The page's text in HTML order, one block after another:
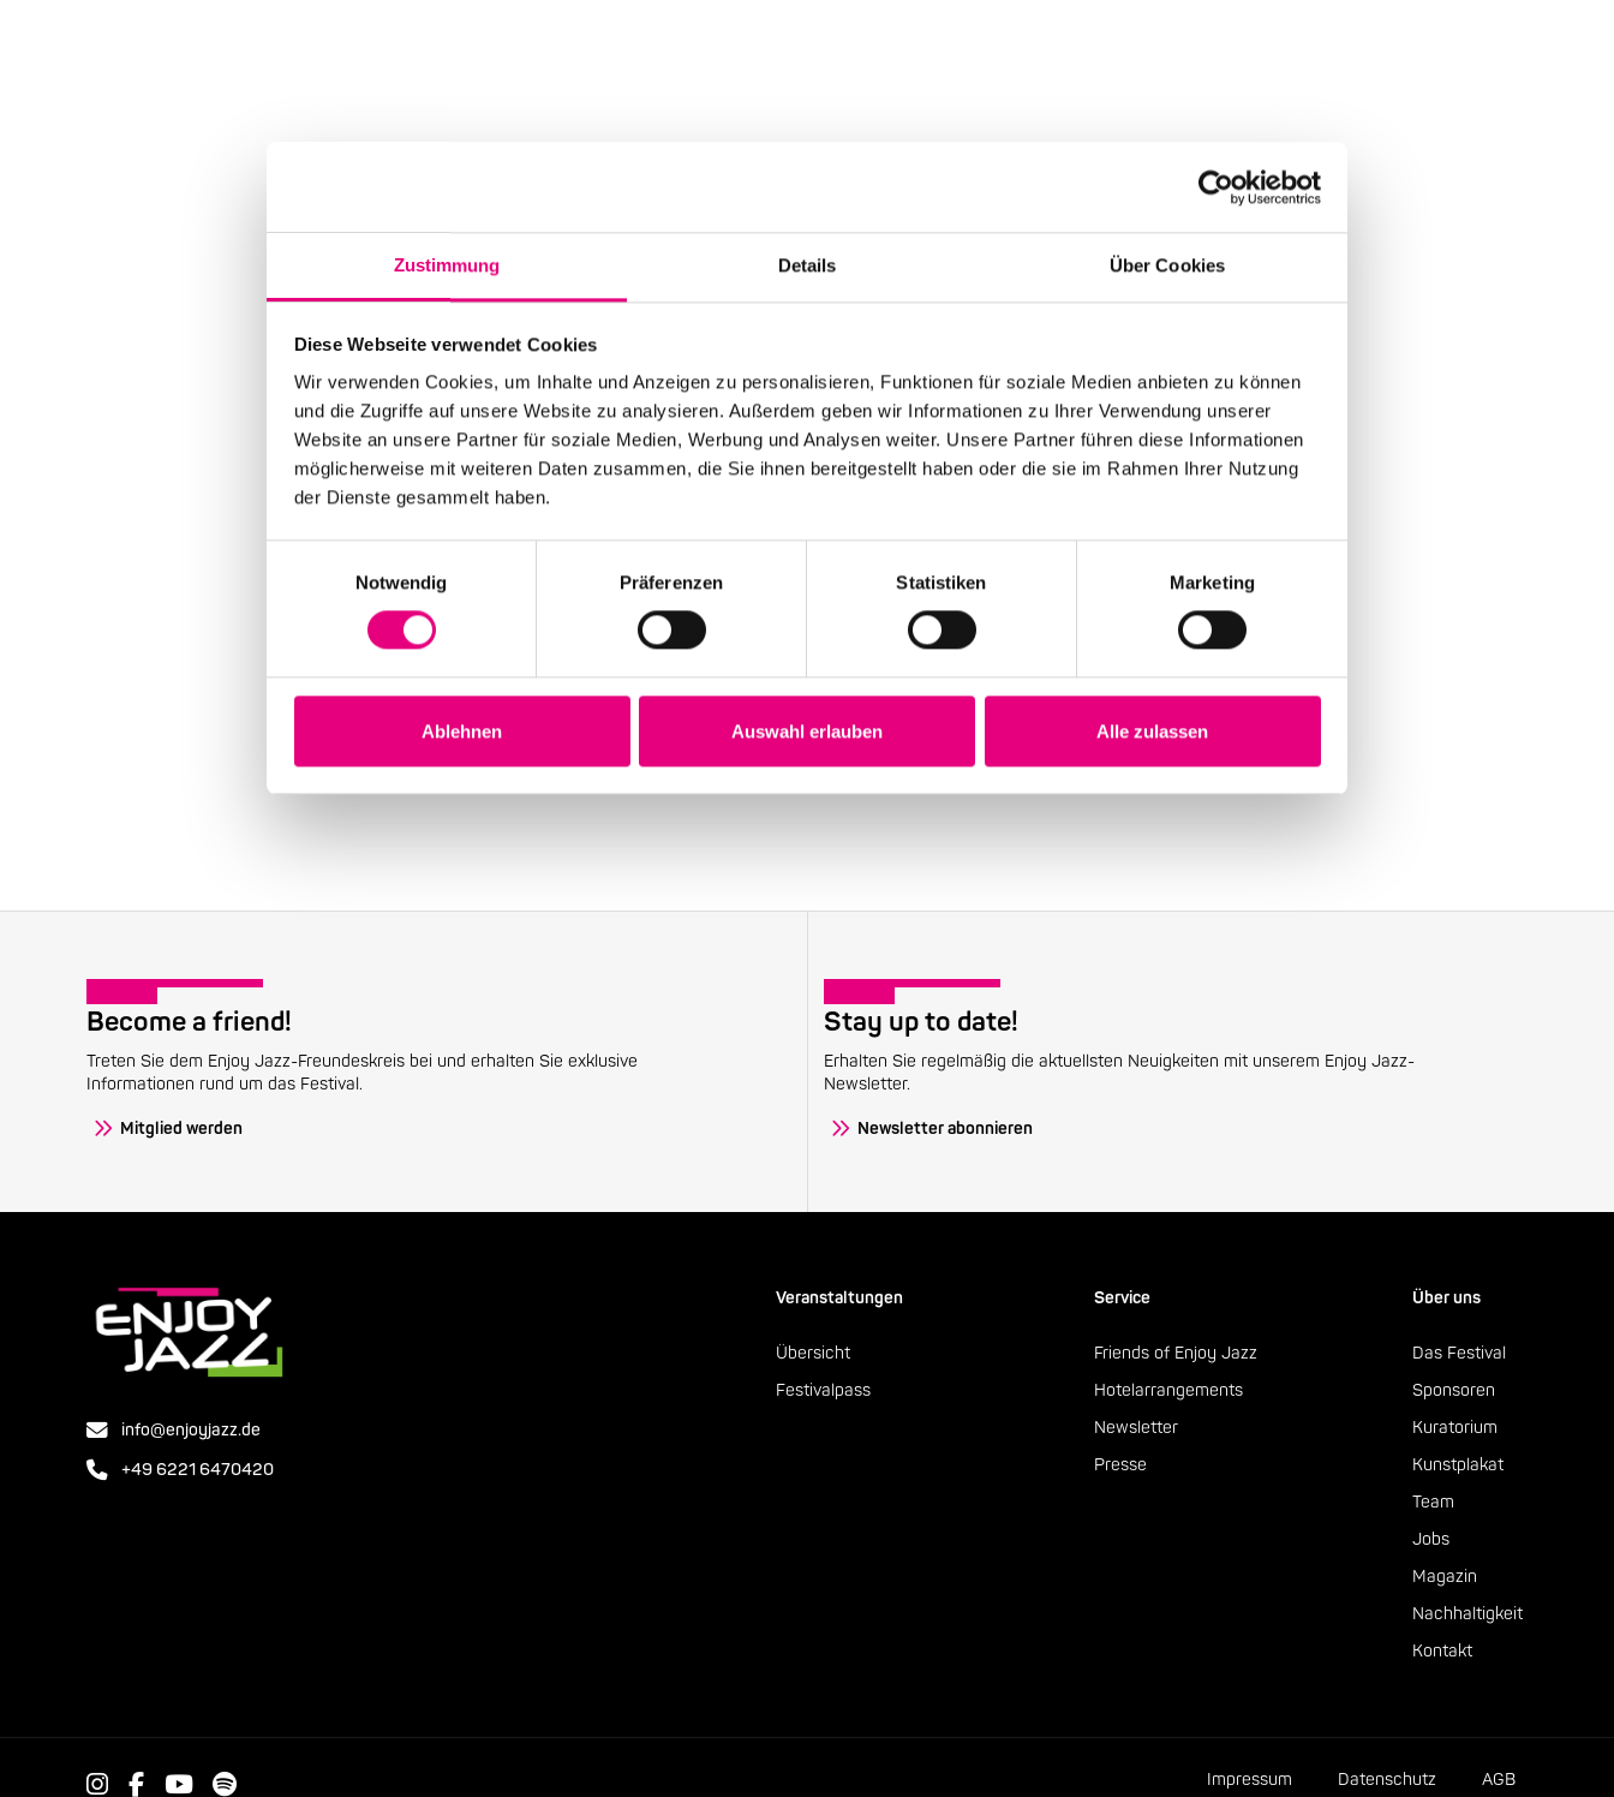
Zustimmung Details Über Cookies
Diese Webseite verwendet Cookies
Wir verwenden Cookies, um Inhalte und Anzeigen zu personalisieren, Funktionen für soziale Medien anbieten zu können
und die Zugriffe auf unsere Website zu analysieren. Außerdem geben wir Informationen zu Ihrer Verwendung unserer
Website an unsere Partner für soziale Medien, Werbung und Analysen weiter. Unsere Partner führen diese Informationen
möglicherweise mit weiteren Daten zusammen, die Sie ihnen bereitgestellt haben oder die sie im Rahmen Ihrer Nutzung
der Dienste gesammelt haben.
Notwendig
Präferenzen Statistiken Marketing
Ablehnen Auswahl erlauben Alle zulassen
Become a friend!
Treten Sie dem Enjoy Jazz-Freundeskreis bei und erhalten Sie exklusive
Informationen rund um das Festival.
Mitglied werden
Stay up to date!
Erhalten Sie regelmäßig die aktuellsten Neuigkeiten mit unserem Enjoy Jazz-
Newsletter.
Newsletter abonnieren
info@enjoyjazz.de
+49 6221 6470420
Veranstaltungen
Übersicht
Festivalpass
Service
Friends of Enjoy Jazz
Hotelarrangements
Newsletter
Presse
Über uns
Das Festival
Sponsoren
Kuratorium
Kunstplakat
Team
Jobs
Magazin
Nachhaltigkeit
Kontakt
Impressum Datenschutz AGB